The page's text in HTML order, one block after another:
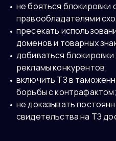
не бояться блокировки
правообладателями
пресекать
доменов и товарных
добиваться
рекламы конкурентов;
включить ТЗ в
борьбы с контрафактом;
не доказывать
свидетельства на ТЗ